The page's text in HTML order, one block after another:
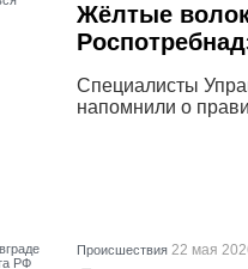
Жёлтые
Специалисты
напомнили о
Проиcшествия 22 мая